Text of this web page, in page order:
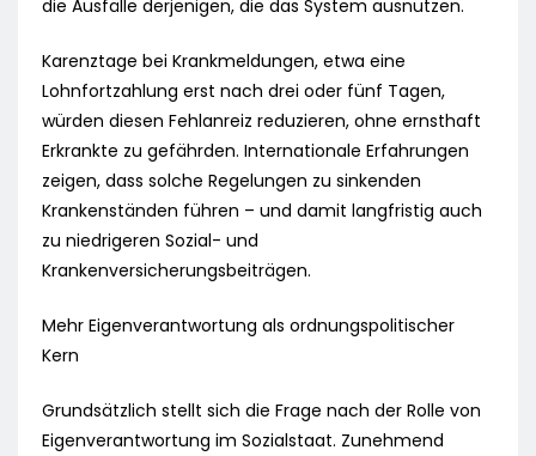
die Ausfälle derjenigen, die das System ausnutzen.
Karenztage bei Krankmeldungen, etwa eine
Lohnfortzahlung erst nach drei oder fünf Tagen,
würden diesen Fehlanreiz reduzieren, ohne ernsthaft
Erkrankte zu gefährden. Internationale Erfahrungen
zeigen, dass solche Regelungen zu sinkenden
Krankenständen führen – und damit langfristig auch
zu niedrigeren Sozial- und
Krankenversicherungsbeiträgen.
Mehr Eigenverantwortung als ordnungspolitischer
Kern
Grundsätzlich stellt sich die Frage nach der Rolle von
Eigenverantwortung im Sozialstaat. Zunehmend